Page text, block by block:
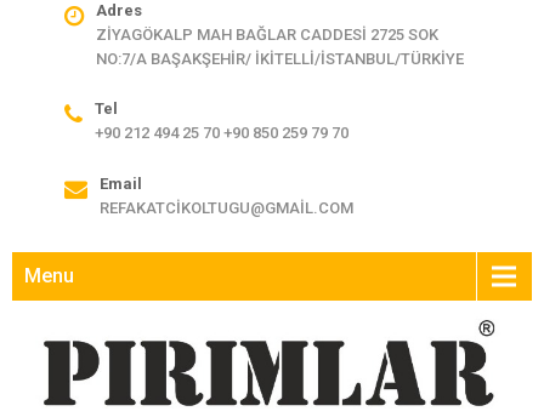
Adres
ZİYAGÖKALP MAH BAĞLAR CADDESİ 2725 SOK
NO:7/A BAŞAKŞEHİR/ İKİTELLİ/İSTANBUL/TÜRKİYE
Tel
+90 212 494 25 70 +90 850 259 79 70
Email
REFAKATCIKOLTUGU@GMAIL.COM
Menu